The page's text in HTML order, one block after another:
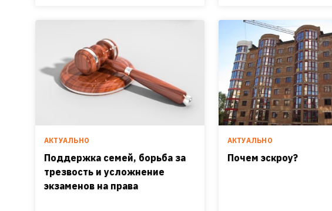
АКТУАЛЬНО
Поддержка семей, борьба за
трезвость и усложнение
экзаменов на права
АКТУАЛЬНО
Почем эскроу?